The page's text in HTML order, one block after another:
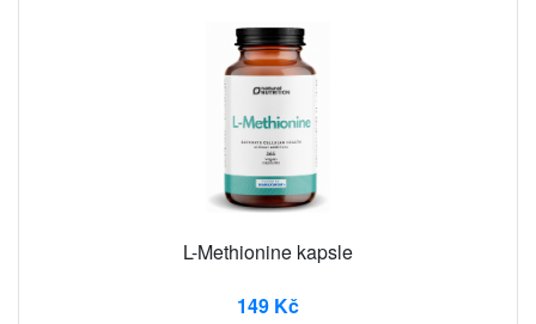
L-Methionine kapsle
149 Kč